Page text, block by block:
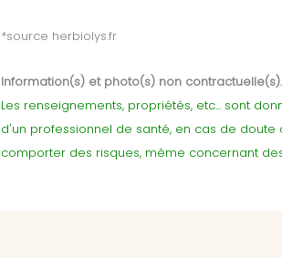
*source herbiolys.fr
Information(s) et photo(s) non contractuelle(s).
Les renseignements, propriétés, etc... sont
d'un professionnel de santé, en cas de
comporter des risques, même concernant